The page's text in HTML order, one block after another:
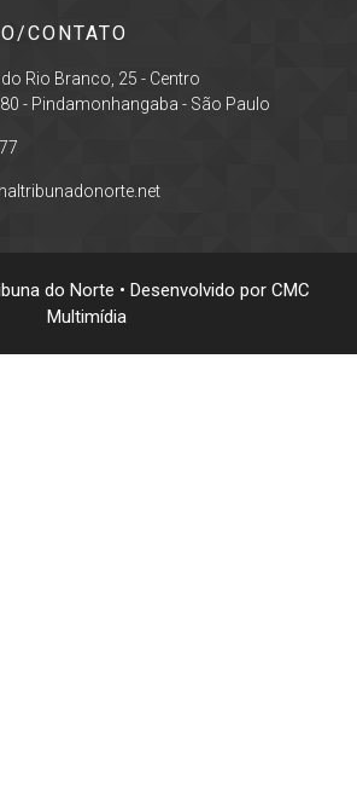
CONTATO
Rio Branco, 25 - Centro
- Pindamonhangaba - São Paulo
do Norte • Desenvolvido por CMC
Multimídia